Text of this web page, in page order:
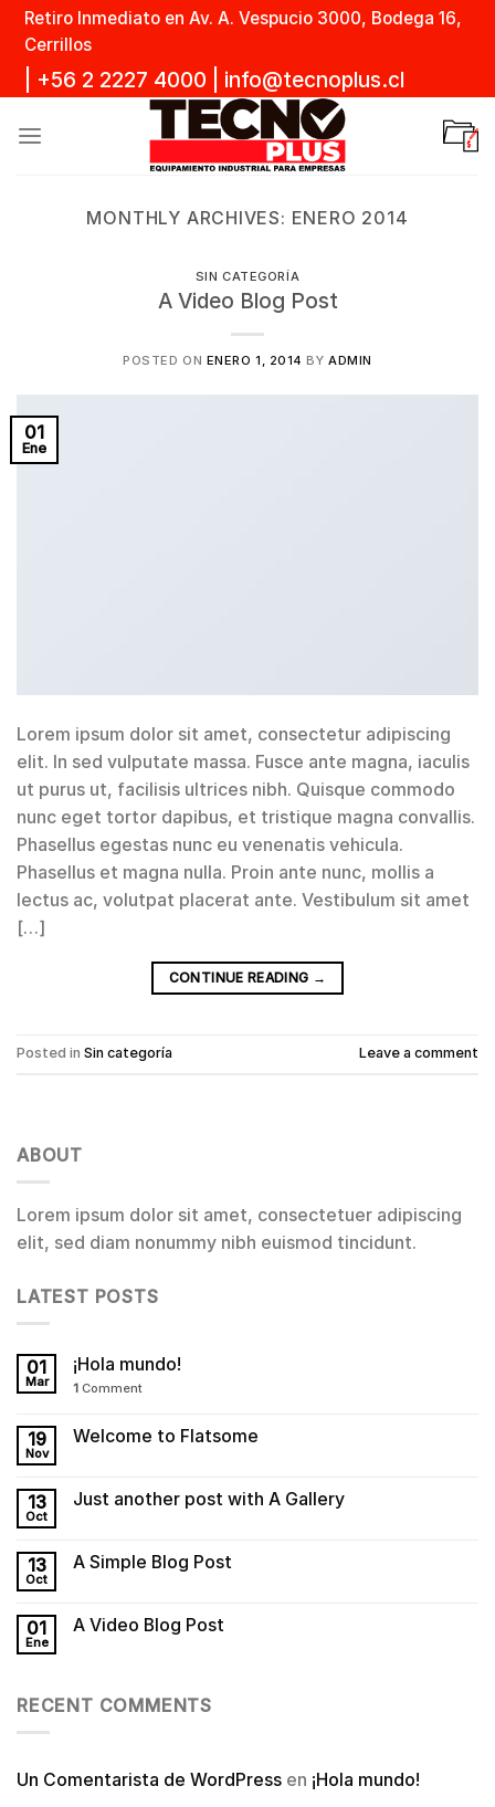
Skip
content
Retiro Inmediato en Av. A. Vespucio 3000, Bodega 16,
Cerrillos
+56 2 2227 4000 info@tecnoplus.cl
MONTHLY ARCHIVES: ENERO 2014
SIN CATEGORÍA
A Video Blog Post
POSTED ON ENERO 1, 2014 BYADMIN
01
Ene
Lorem ipsum dolor sit amet, consectetur adipiscing
elit. In sed vulputate massa. Fusce ante magna, iaculis
ut purus ut, facilisis ultrices nibh. Quisque commodo
nunc eget tortor dapibus, et tristique magna convallis.
Phasellus egestas nunc eu venenatis vehicula.
Phasellus et magna nulla. Proin ante nunc, mollis a
lectus ac, volutpat placerat ante. Vestibulum sit amet
[…]
CONTINUE READING →
Posted in Sin categoría Leave a comment
ABOUT
Lorem ipsum dolor sit amet, consectetuer adipiscing
elit, sed diam nonummy nibh euismod tincidunt.
LATEST POSTS
01
Mar
¡Hola mundo!
1 Comment
19
Nov
Welcome to Flatsome
13
Oct
Just another post with A Gallery
13
Oct
A Simple Blog Post
01
Ene
A Video Blog Post
RECENT COMMENTS
Un Comentarista de WordPress en ¡Hola mundo!